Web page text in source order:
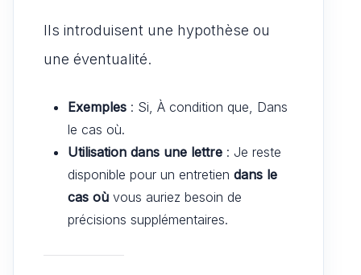
Ils introduisent une hypothèse ou
une éventualité.
Exemples : Si, À condition que, Dans
le cas où.
Utilisation dans une lettre : Je reste
disponible pour un entretien dans le
cas où vous auriez besoin de
précisions supplémentaires.